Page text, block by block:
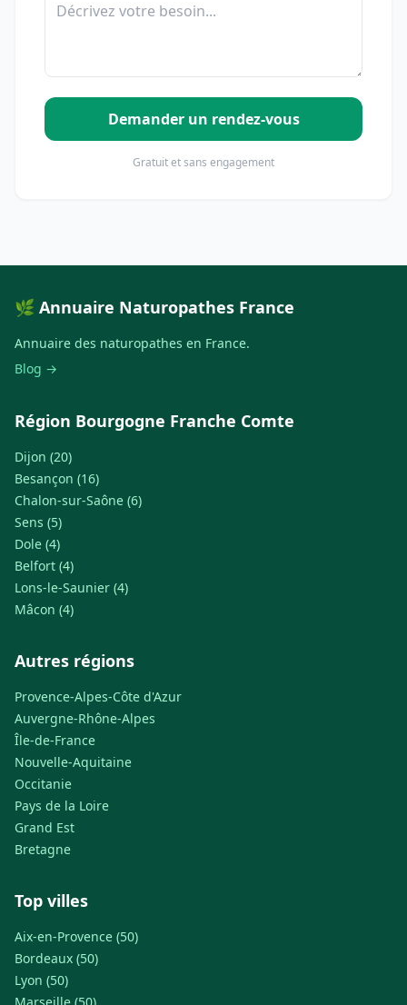
Demander un rendez-vous
Gratuit et sans engagement
🌿 Annuaire Naturopathes France
Annuaire des naturopathes en France.
Blog →
Région Bourgogne Franche Comte
Dijon (20)
Besançon (16)
Chalon-sur-Saône (6)
Sens (5)
Dole (4)
Belfort (4)
Lons-le-Saunier (4)
Mâcon (4)
Autres régions
Provence-Alpes-Côte d'Azur
Auvergne-Rhône-Alpes
Île-de-France
Nouvelle-Aquitaine
Occitanie
Pays de la Loire
Grand Est
Bretagne
Top villes
Aix-en-Provence (50)
Bordeaux (50)
Lyon (50)